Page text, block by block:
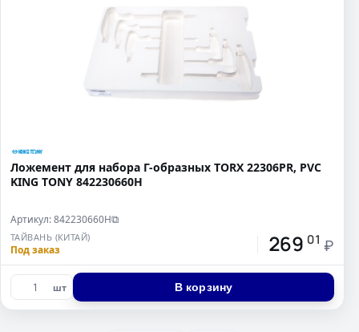
Ложемент для набора Г-образных TORX 22306PR, PVC
KING TONY 842230660H
Артикул: 842230660H⧉
ТАЙВАНЬ (КИТАЙ)
Под заказ 269 01 ₽
шт В корзину